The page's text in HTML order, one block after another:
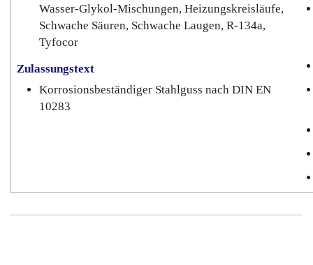
Wasser-Glykol-Mischungen, Heizungskreisläufe,
Schwache Säuren, Schwache Laugen, R-134a,
Tyfocor
Zulassungstext
Korrosionsbeständiger Stahlguss nach DIN EN
10283